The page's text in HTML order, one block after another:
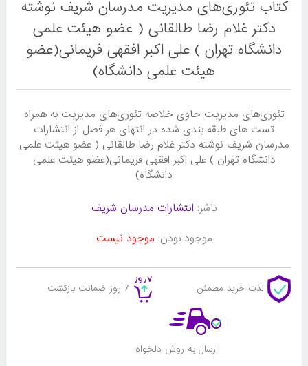
کتاب تئوری‌های مدیریت مدرسان شریف نوشته
دکتر غلام رضا طالقانی ( عضو هیئت علمی
دانشگاه تهران ) علی اکبر افقهی فریمانی(عضو
هیئت علمی دانشگاه)
تئوری‌های مدیریت حاوی خلاصه تئوری‌های مدیریت به همراه
تست های طبقه بندی شده در انتهای هر فصل از انتشارات
مدرسان شریف نوشته دکتر غلام رضا طالقانی ( عضو هیئت علمی
دانشگاه تهران ) علی اکبر افقهی فریمانی(عضو هیئت علمی
دانشگاه)
ناشر: انتشارات مدرسان شریف
موجود بودن: موجود نیست
لذت خرید مطمئن 7 روز ضمانت بازکشت
ارسال به روش دلخواه